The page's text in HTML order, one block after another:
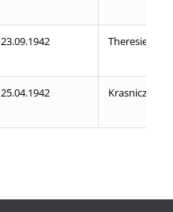
23.09.1942
25.04.1942 Krasniczyn